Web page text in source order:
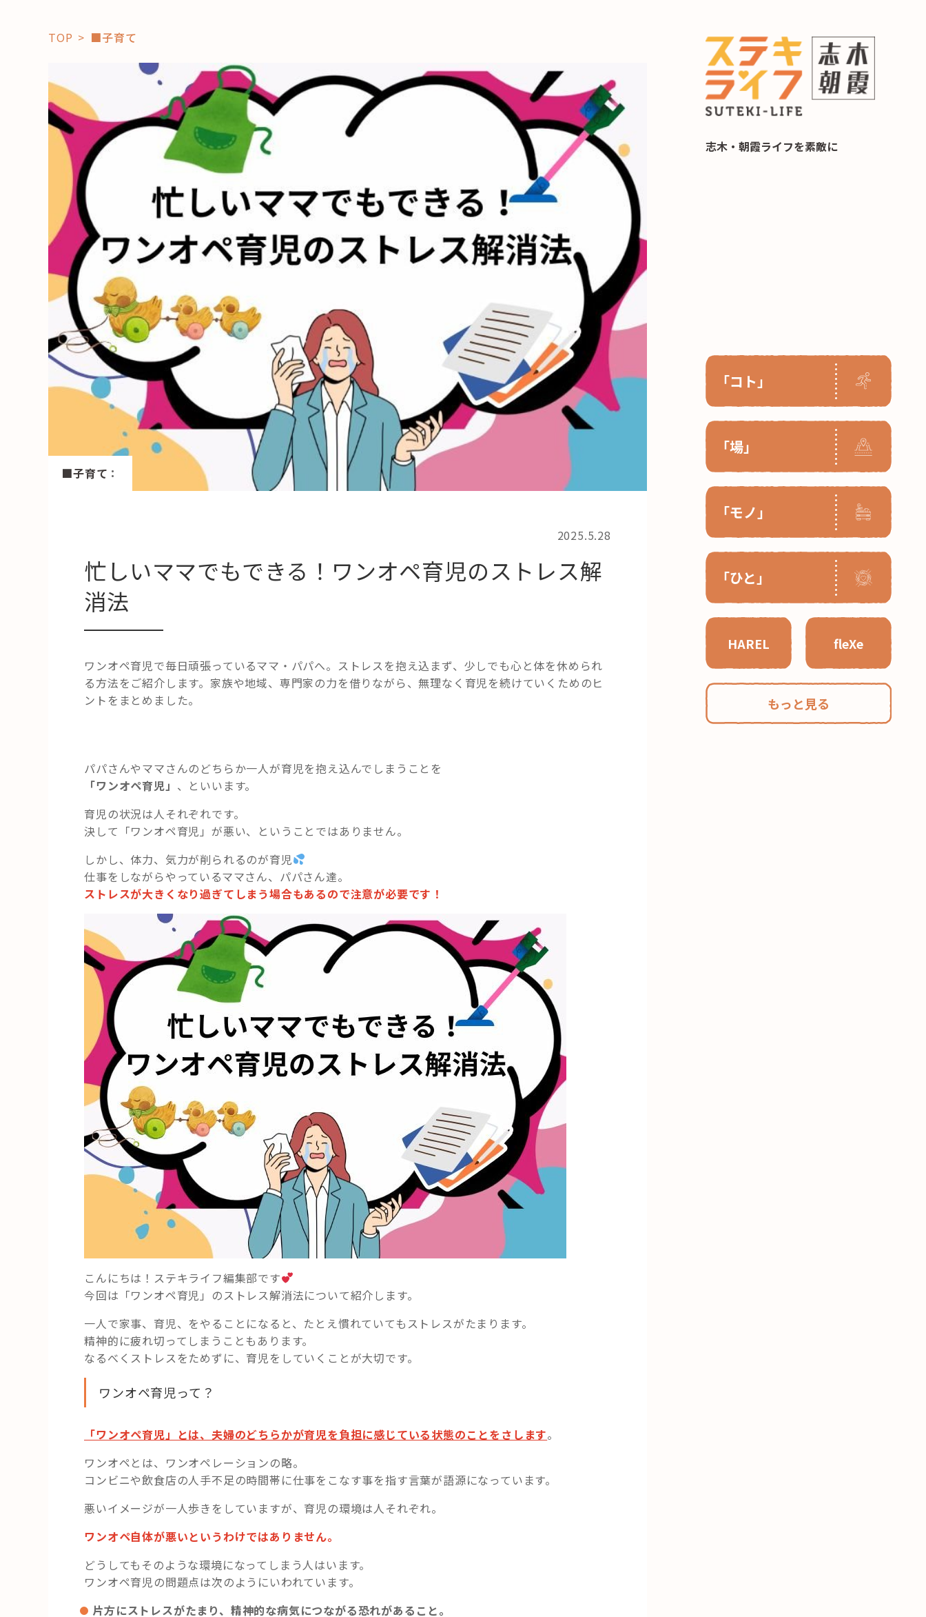
志木・朝霞ライフを素敵に
「コト」
「場」
「モノ」
「ひと」
HAREL fleXe
もっと見る
「コト」
子育て
おすすめ
スポット
学び・教育
「場」
HAREL
HAREL
活用事例
「モノ」
fleXe リノベ事例
これからの暮らし 住み替え相談
記事検索
TOP ■子育て
■子育て ：
2025.5.28
忙しいママでもできる！ワンオペ育児のストレス解
消法
ワンオペ育児で毎日頑張っているママ・パパへ。ストレスを抱え込まず、少しでも心と体を休められ
る方法をご紹介します。家族や地域、専門家の力を借りながら、無理なく育児を続けていくためのヒ
ントをまとめました。
パパさんやママさんのどちらか一人が育児を抱え込んでしまうことを
「ワンオペ育児」 、といいます。
育児の状況は人それぞれです。
決して「ワンオペ育児」が悪い、ということではありません。
しかし、体力、気力が削られるのが育児
仕事をしながらやっているママさん、パパさん達。
ストレスが大きくなり過ぎてしまう場合もあるので注意が必要です！
こんにちは！ステキライフ編集部です
今回は「ワンオペ育児」のストレス解消法について紹介します。
一人で家事、育児、をやることになると、たとえ慣れていてもストレスがたまります。
精神的に疲れ切ってしまうこともあります。
なるべくストレスをためずに、育児をしていくことが大切です。
ワンオペ育児って？
「ワンオペ育児」とは、夫婦のどちらかが育児を負担に感じている状態のことをさします。
ワンオペとは、ワンオペレーションの略。
コンビニや飲食店の人手不足の時間帯に仕事をこなす事を指す言葉が語源になっています。
悪いイメージが一人歩きをしていますが、育児の環境は人それぞれ。
ワンオペ自体が悪いというわけではありません。
どうしてもそのような環境になってしまう人はいます。
ワンオペ育児の問題点は次のようにいわれています。
片方にストレスがたまり、精神的な病気につながる恐れがあること。